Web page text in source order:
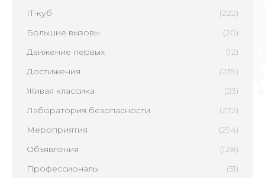
IT-куб
(222)
Большие вызовы
(20)
Движение первых
(12)
Достижения
(239)
Живая классика
(23)
Лаборатория безопасности
(272)
Мероприятия
(294)
Объявления
(128)
Профессионалы
(51)